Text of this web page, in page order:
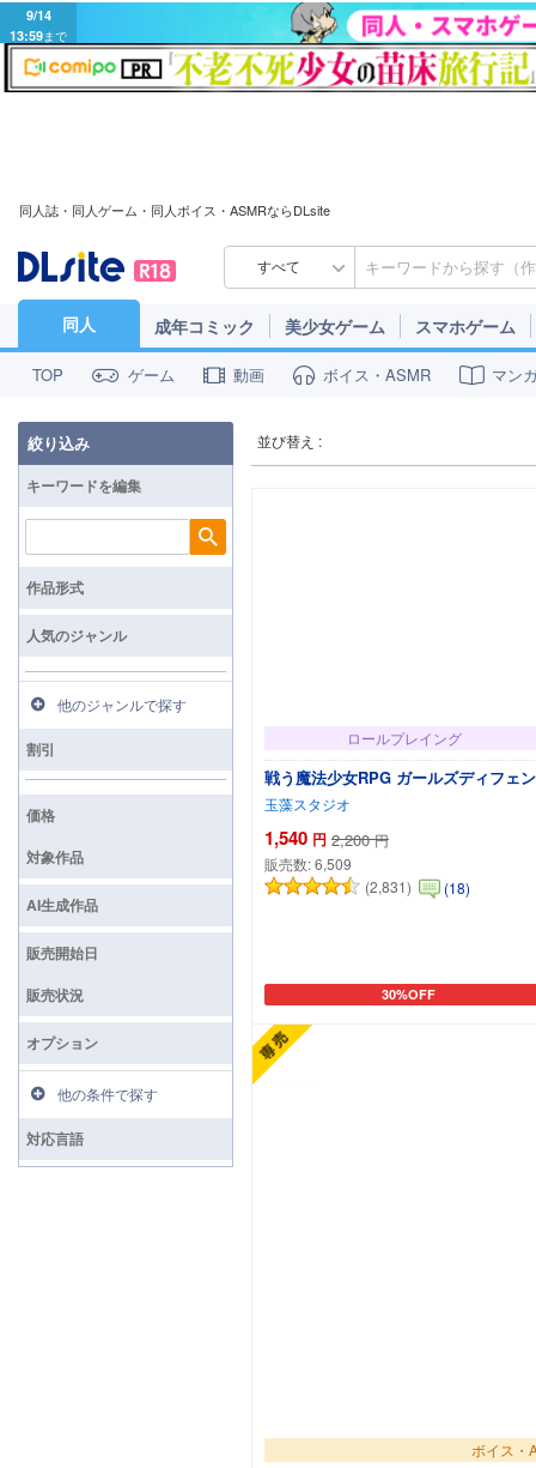
9/14
13:59まで
同人誌・同人ゲーム・同人ボイス・ASMRならDLsite
すべて
同人 成年コミック 美少女ゲーム スマホゲーム
TOP ゲーム 動画 ボイス・ASMR マン
並び替え :
ロールプレイング
戦う魔法少女RPG ガールズディフェ
玉藻スタジオ
1,540 円 2,200 円
販売数:6,509
(2,831)
(18)
30%OFF
カートに追加
ボイス・
絞り込み
キーワードを編集
検索
作品形式
人気のジャンル
他のジャンルで探す
割引
価格
対象作品
AI生成作品
販売開始日
販売状況
オプション
他の条件で探す
対応言語